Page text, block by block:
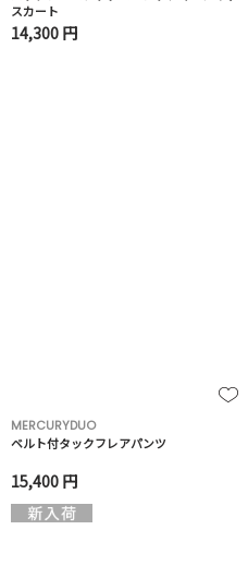
スカート
14,300 円
MERCURYDUO
ベルト付タックフレアパンツ
15,400 円